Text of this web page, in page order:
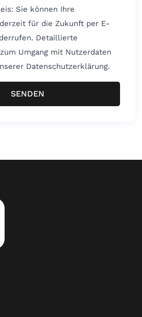
für die Zukunft per E-
Detaillierte
Umgang mit Nutzerdaten
Datenschutzerklärung.
SENDEN